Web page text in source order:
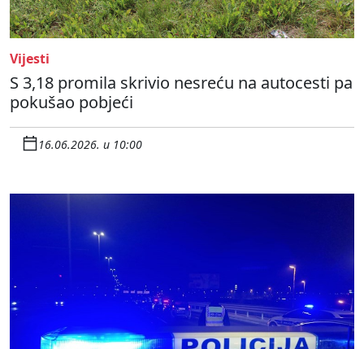
Vijesti
S 3,18 promila skrivio nesreću na autocesti pa
pokušao pobjeći
16.06.2026. u 10:00